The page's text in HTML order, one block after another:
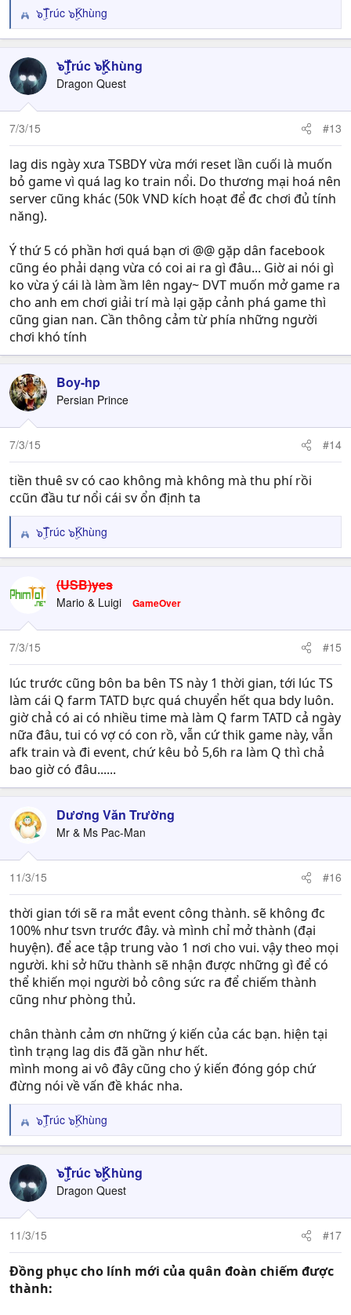
R
e
c
t
i
o
n
๖ۣۜTrúc ๖ۣۜKhùng
๖ۣۜTrúc ๖ۣۜKhùng
Dragon Quest
7/3/15 #13
lag dis ngày xưa TSBDY vừa mới reset lần cuối là muốn
bỏ game vì quá lag ko train nổi. Do thương mại hoá nên
server cũng khác (50k VND kích hoạt để đc chơi đủ tính
năng).
Ý thứ 5 có phần hơi quá bạn ơi @@ gặp dân facebook
cũng éo phải dạng vừa có coi ai ra gì đâu... Giờ ai nói gì
ko vừa ý cái là làm ầm lên ngay~ DVT muốn mở game ra
cho anh em chơi giải trí mà lại gặp cảnh phá game thì
cũng gian nan. Cần thông cảm từ phía những người
chơi khó tính
Boy-hp
Persian Prince
7/3/15 #14
tiền thuê sv có cao không mà không mà thu phí rồi
ccũn đầu tư nổi cái sv ổn định ta
R
e
t
o
n
๖ۣۜTrúc ๖ۣۜKhùng
(USB)yes
Mario & Luigi GameOver
7/3/15 #15
lúc trước cũng bôn ba bên TS này 1 thời gian, tới lúc TS
làm cái Q farm TATD bực quá chuyển hết qua bdy luôn.
giờ chả có ai có nhiều time mà làm Q farm TATD cả ngày
nữa đâu, tui có vợ có con rồ, vẫn cứ thik game này, vẫn
afk train và đi event, chứ kêu bỏ 5,6h ra làm Q thì chả
bao giờ có đâu......
Dương Văn Trường
Mr & Ms Pac-Man
11/3/15 #16
thời gian tới sẽ ra mắt event công thành. sẽ không đc
100% như tsvn trước đây. và mình chỉ mở thành (đại
huyện). để ace tập trung vào 1 nơi cho vui. vậy theo mọi
người. khi sở hữu thành sẽ nhận được những gì để có
thể khiến mọi người bỏ công sức ra để chiếm thành
cũng như phòng thủ.
chân thành cảm ơn những ý kiến của các bạn. hiện tại
tình trạng lag dis đã gần như hết.
mình mong ai vô đây cũng cho ý kiến đóng góp chứ
đừng nói về vấn đề khác nha.
R
e
c
t
i
o
n
๖ۣۜTrúc ๖ۣۜKhùng
๖ۣۜTrúc ๖ۣۜKhùng
Dragon Quest
11/3/15 #17
Đồng phục cho lính mới của quân đoàn chiếm được
thành: